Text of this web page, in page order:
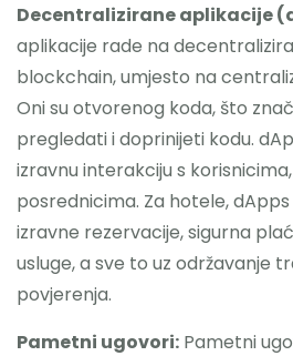
Decentralizirane aplikacije
aplikacije rade na
blockchain, umjesto na
Oni su otvorenog koda, što
pregledati i doprinijeti kodu.
izravnu interakciju s
posrednicima. Za hotele,
izravne rezervacije, sigurna
usluge, a sve to uz održavanje
povjerenja.
Pametni ugovori: Pametni